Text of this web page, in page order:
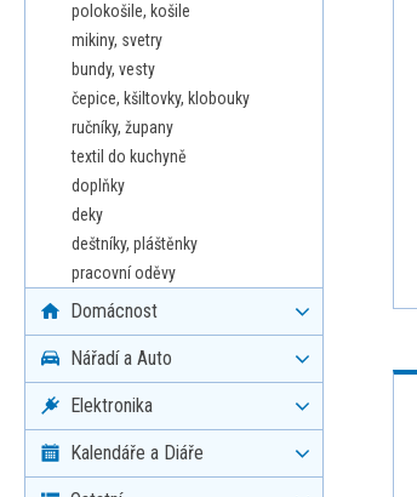
polokošile, košile
mikiny, svetry
bundy, vesty
čepice, kšiltovky, klobouky
ručníky, župany
textil do kuchyně
doplňky
deky
deštníky, pláštěnky
pracovní oděvy
Domácnost
Nářadí a Auto
Elektronika
Kalendáře a Diáře